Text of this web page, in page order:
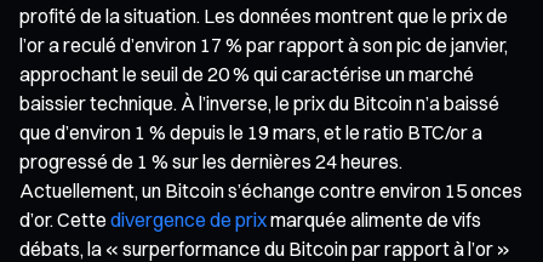
profité de la situation. Les données montrent que le prix de
l’or a reculé d’environ 17 % par rapport à son pic de janvier,
approchant le seuil de 20 % qui caractérise un marché
baissier technique. À l’inverse, le prix du Bitcoin n’a baissé
que d’environ 1 % depuis le 19 mars, et le ratio BTC/or a
progressé de 1 % sur les dernières 24 heures.
Actuellement, un Bitcoin s’échange contre environ 15 onces
d’or. Cette divergence de prixmarquée alimente de vifs
débats, la « surperformance du Bitcoin par rapport à l’or »